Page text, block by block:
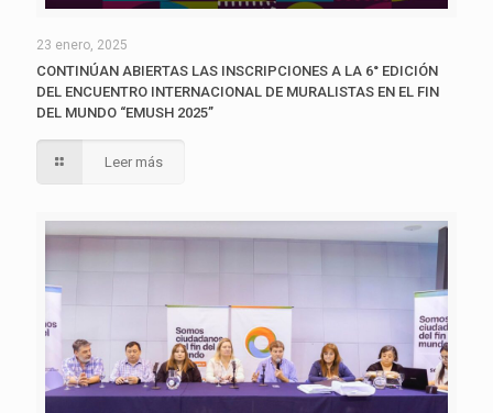
23 enero, 2025
CONTINÚAN ABIERTAS LAS INSCRIPCIONES A LA 6° EDICIÓN
DEL ENCUENTRO INTERNACIONAL DE MURALISTAS EN EL FIN
DEL MUNDO “EMUSH 2025”
Leer más